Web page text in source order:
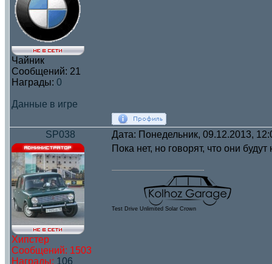
Чайник
Сообщений: 21
Награды: 0
Данные в игре
SP038 Дата: Понедельник, 09.12.2013,
Хипстер
Сообщений: 1503
Награды: 106
Пока нет, но говорят, что они
Test Drive Unlimited Solar Crown